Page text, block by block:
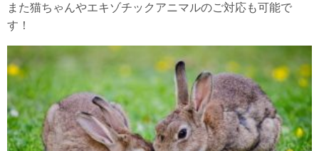
また猫ちゃんやエキゾチックアニマルのご対応も可能で
す！